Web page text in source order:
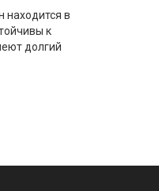
находится в
к
долгий